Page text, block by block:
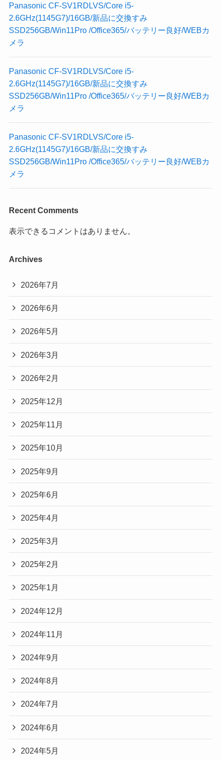
Panasonic CF-SV1RDLVS/Core i5-
2.6GHz(1145G7)/16GB/新品に交換すみ
SSD256GB/Win11Pro /Office365/バッテリー良好/WEBカ
メラ
Panasonic CF-SV1RDLVS/Core i5-
2.6GHz(1145G7)/16GB/新品に交換すみ
SSD256GB/Win11Pro /Office365/バッテリー良好/WEBカ
メラ
Panasonic CF-SV1RDLVS/Core i5-
2.6GHz(1145G7)/16GB/新品に交換すみ
SSD256GB/Win11Pro /Office365/バッテリー良好/WEBカ
メラ
Recent Comments
表示できるコメントはありません。
Archives
2026年7月
2026年6月
2026年5月
2026年3月
2026年2月
2025年12月
2025年11月
2025年10月
2025年9月
2025年6月
2025年4月
2025年3月
2025年2月
2025年1月
2024年12月
2024年11月
2024年9月
2024年8月
2024年7月
2024年6月
2024年5月